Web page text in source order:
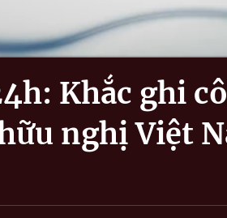
Khắc ghi
nghị Việt